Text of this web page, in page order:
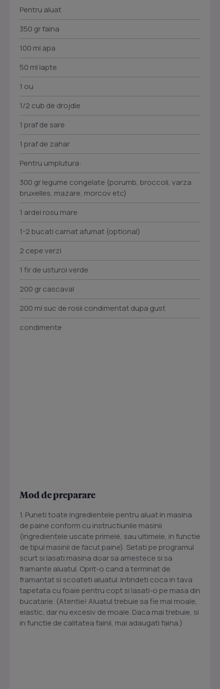
Pentru aluat
350 gr faina
100 ml apa
50 ml lapte
1 ou
1/2 cub de drojdie
1 praf de sare
1 praf de zahar
Pentru umplutura:
300 gr legume congelate (porumb, broccoli, varza
bruxelles, mazare, morcov etc)
1 ardei rosu mare
1-2 bucati carnat afumat (optional)
2 cepe verzi
1 fir de usturoi verde
200 gr cascaval
200 ml suc de rosii condimentat dupa gust
condimente
Mod de preparare
1. Puneti toate ingredientele pentru aluat in masina
de paine conform cu instructiunile masinii
(ingredientele uscate primele, sau ultimele, in functie
de tipul masinii de facut paine). Setati pe programul
scurt si lasati masina doar sa amestece si sa
framante aluatul. Oprit-o cand a terminat de
framantat si scoateti aluatul. Intindeti coca in tava
tapetata cu foaie pentru copt si lasati-o pe masa din
bucatarie. (Atentie! Aluatul trebuie sa fie mai moale,
elastic, dar nu excesiv de moale. Daca mai trebuie, si
in functie de calitatea fainii, mai adaugati faina.)